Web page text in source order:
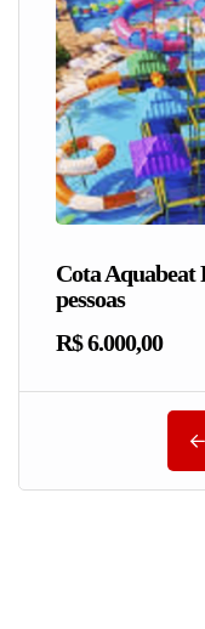
Cota Aquabeat
pessoas
R$ 6.000,00